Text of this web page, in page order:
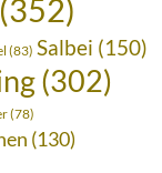
(352)
(83) Salbei (150)
(302)
(78)
(130)